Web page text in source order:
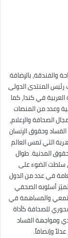
والفندقة، بالإضافة
رئيس المنتدى الدولى
في كندا، كما
وعدد من المنصات
الصحافة والإعلام،
وحقوق الإنسان
التي تمس العالم
المدنية. طوال
سلطت الضوء على
في عدد من الدول
أسلوبه الصحفي
والمساهمة في
للصحافة كأداة
ومواجهة الفساد
وإنصافاً.